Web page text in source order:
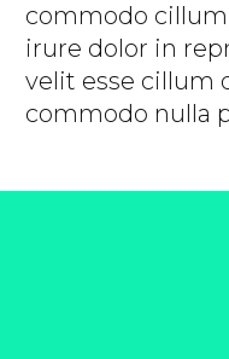
commodo
irure dolor in
velit esse cillum
commodo nulla